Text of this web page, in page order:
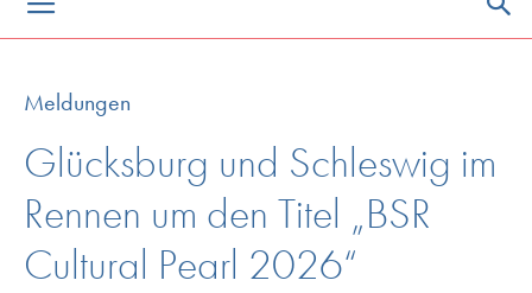
Meldungen
Glücksburg und Schleswig im
Rennen um den Titel „BSR
Cultural Pearl 2026“